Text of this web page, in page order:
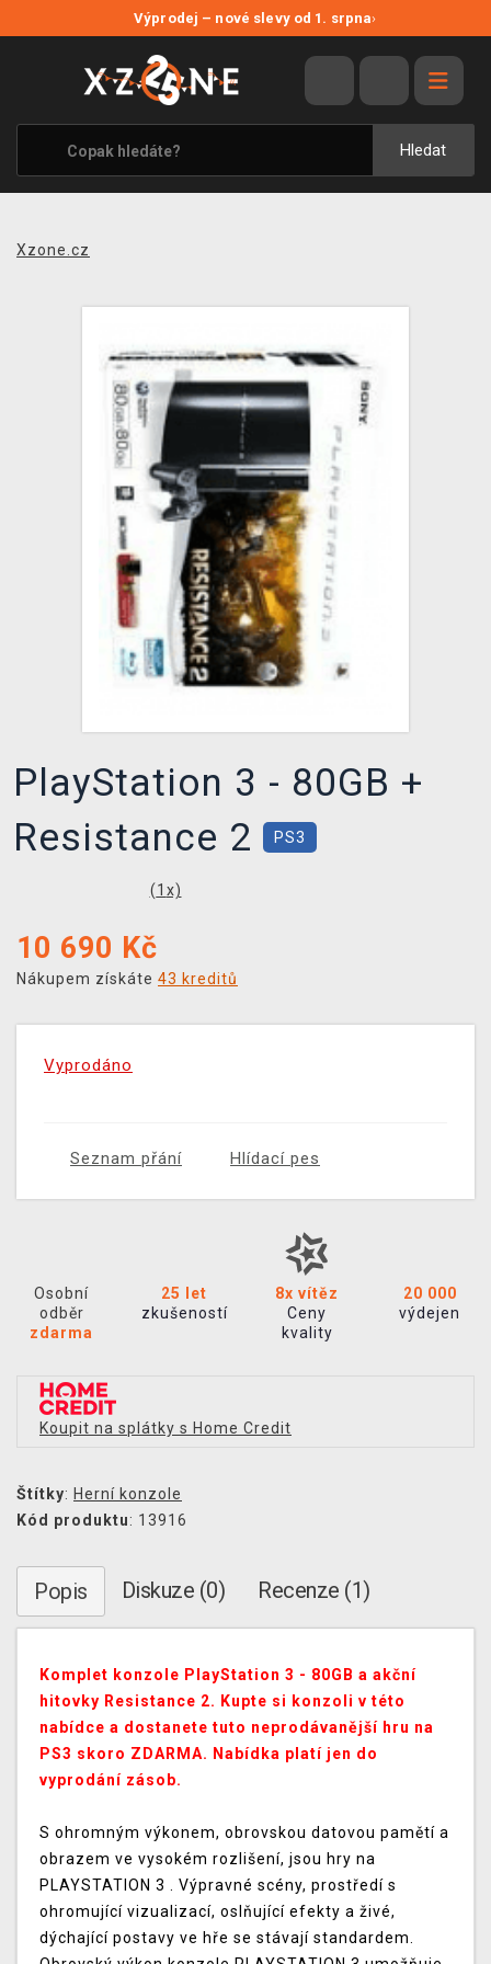
Výprodej – nové slevy od 1. srpna›
Hledat
VÝPRODEJ
VIDEOHRY
XZONE ORIGINALS
TÉMATIKY
PRODEJNY
XZONE KLUB
TCG & BOARDGAME HUB
VÝKUP HER (BAZAR)
Xzone.cz
PlayStation 3 - 80GB +
Resistance 2
PS3
(1 x)
10 690 Kč
Nákupem získáte 43 kreditů
Vyprodáno
Seznam přání Hlídací pes
Osobní
odběr
zdarma
25 let
zkušeností
8x vítěz
Ceny
kvality
20 000
výdejen
Koupit na splátky s Home Credit
Štítky: Herní konzole
Kód produktu: 13916
Popis Diskuze (0) Recenze (1)
Komplet konzole PlayStation 3 - 80GB a akční
hitovky Resistance 2. Kupte si konzoli v této
nabídce a dostanete tuto neprodávanější hru na
PS3 skoro ZDARMA. Nabídka platí jen do
vyprodání zásob.
S ohromným výkonem, obrovskou datovou pamětí a
obrazem ve vysokém rozlišení, jsou hry na
PLAYSTATION 3 . Výpravné scény, prostředí s
ohromující vizualizací, oslňující efekty a živé,
dýchající postavy ve hře se stávají standardem.